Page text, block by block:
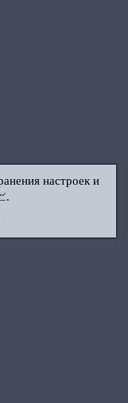
настроек и